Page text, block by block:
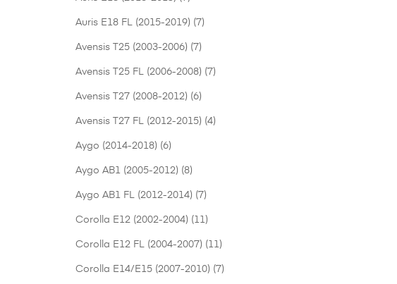
Auris E18 FL (2015-2019) (7)
Avensis T25 (2003-2006) (7)
Avensis T25 FL (2006-2008) (7)
Avensis T27 (2008-2012) (6)
Avensis T27 FL (2012-2015) (4)
Aygo (2014-2018) (6)
Aygo AB1 (2005-2012) (8)
Aygo AB1 FL (2012-2014) (7)
Corolla E12 (2002-2004) (11)
Corolla E12 FL (2004-2007) (11)
Corolla E14/E15 (2007-2010) (7)